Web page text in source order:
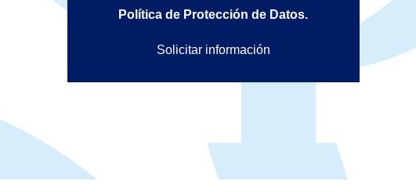
Política de Protección de Datos.
Solicitar información